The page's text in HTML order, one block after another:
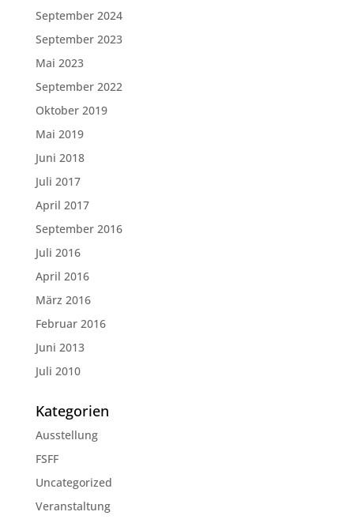
September 2024
September 2023
Mai 2023
September 2022
Oktober 2019
Mai 2019
Juni 2018
Juli 2017
April 2017
September 2016
Juli 2016
April 2016
März 2016
Februar 2016
Juni 2013
Juli 2010
Kategorien
Ausstellung
FSFF
Uncategorized
Veranstaltung